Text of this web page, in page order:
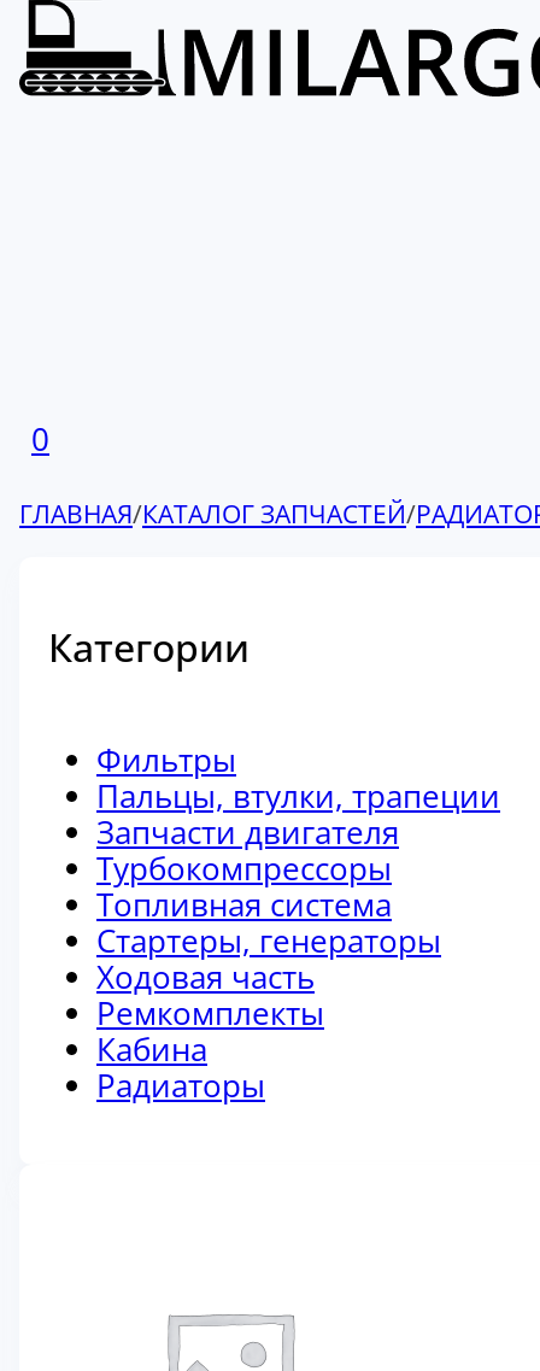
0
ГЛАВНАЯ/КАТАЛОГ ЗАПЧАСТЕЙ/
Категории
Фильтры
Пальцы, втулки, трапеции
Запчасти двигателя
Турбокомпрессоры
Топливная система
Стартеры, генераторы
Ходовая часть
Ремкомплекты
Кабина
Радиаторы